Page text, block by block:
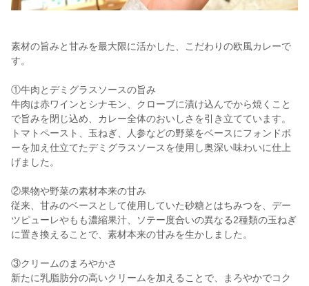
素材の旨みと甘みを最大限に活かした、こだわりの欧風カレーで
す。
①牛肉とデミグラスソースの旨み
牛肉は赤ワインとシナモン、クローブに漬け込んでから焼くこと
で旨みを閉じ込め、カレー全体のおいしさを引き立てています。
トマトペースト、玉ねぎ、人参などの野菜をベースにフォンドボ
ーを加え仕立てたデミグラスソースを使用し奥深い味わいに仕上
げました。
②果物や野菜の素材本来の甘み
従来、甘みのベースとして使用していた砂糖とはちみつを、デー
ツピューレやもも濃縮果汁、ソテー度合いの異なる2種類の玉ねぎ
に置き換えることで、素材本来の甘みを生かしました。
③クリームのまろやかさ
新たに乳脂肪分の高いクリームを加えることで、まろやかでコク